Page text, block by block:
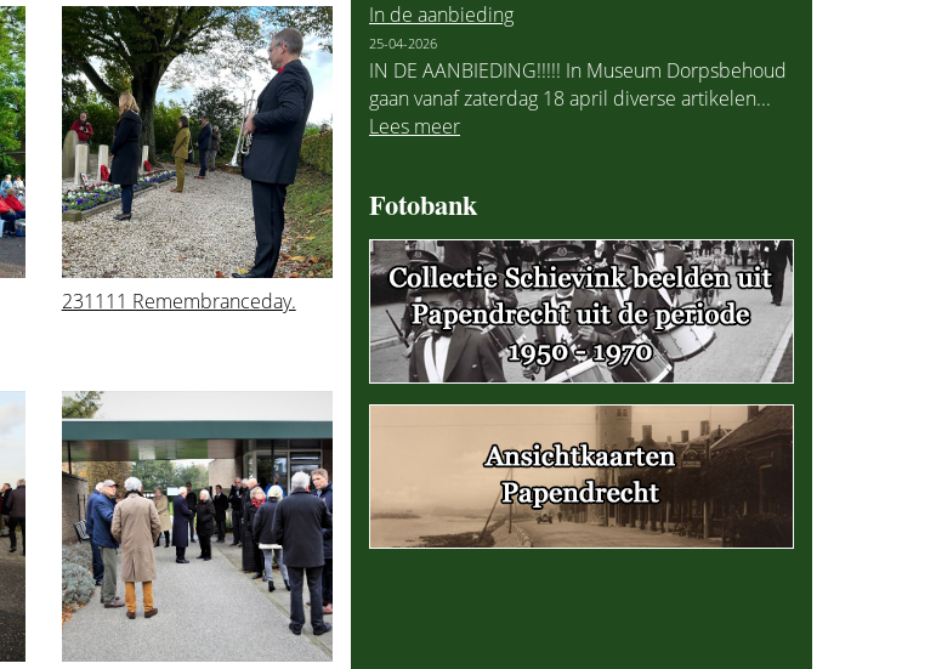
231111 Remembranceday.
In de aanbieding
25-04-2026
IN DE AANBIEDING!!!!! In Museum Dorpsbehoud
gaan vanaf zaterdag 18 april diverse artikelen...
Lees meer
Fotobank